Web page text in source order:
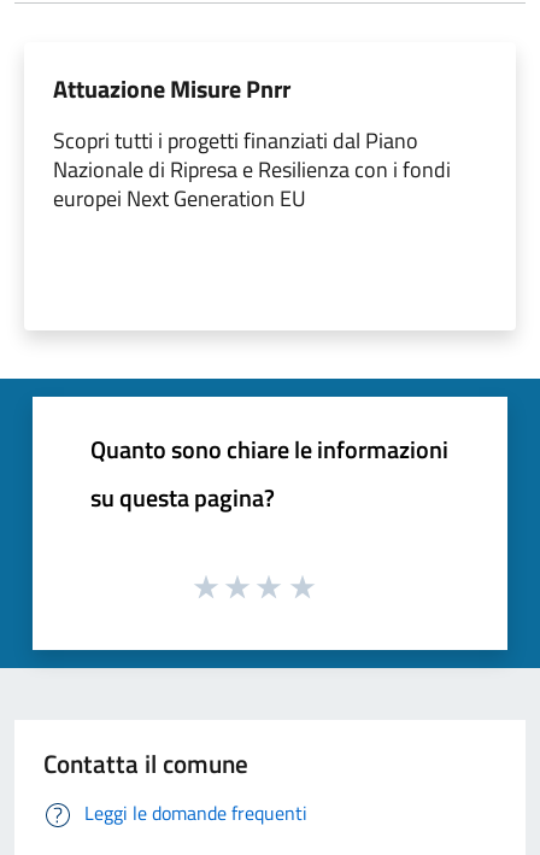
Attuazione Misure Pnrr
Scopri tutti i progetti finanziati dal Piano
Nazionale di Ripresa e Resilienza con i fondi
europei Next Generation EU
Quanto sono chiare le informazioni
su questa pagina?
Contatta il comune
Leggi le domande frequenti